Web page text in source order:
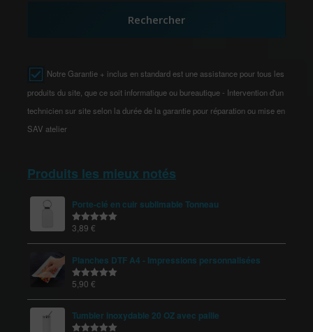
Rechercher
Notre Garantie + inclus en standard est une assistance pour tous les
produits du site, que ce soit informatique ou bureautique - Intervention d'un
technicien sur site selon la durée de la garantie pour réparation ou mise en
SAV atelier
Produits les mieux notés
Porte-clé en cuir sublimable Tonneau
Note5.00
3,89 €
Planches DTF A4 - Impressions personnalisées
Note5.00
5,90 €
Tumbler inoxydable 20 OZ avec paille